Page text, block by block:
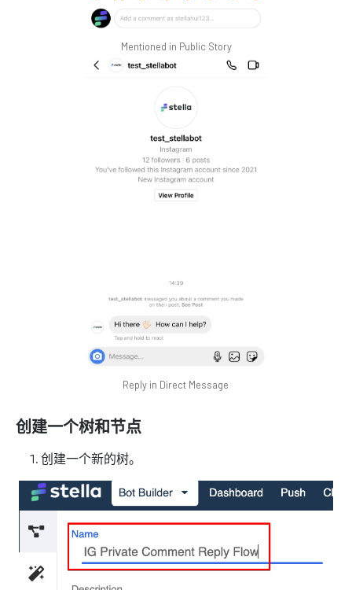
Mentioned in Public Story
Reply in Direct Message
创建一个树和节点
创建一个新的树。